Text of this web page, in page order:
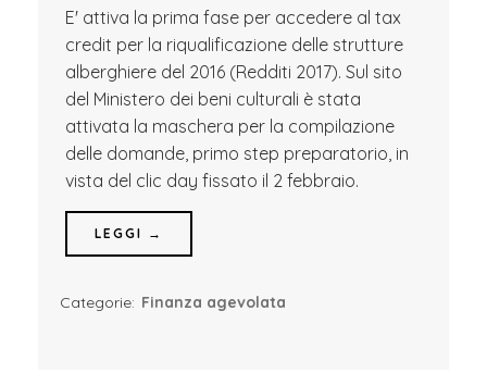
E' attiva la prima fase per accedere al tax
credit per la riqualificazione delle strutture
alberghiere del 2016 (Redditi 2017). Sul sito
del Ministero dei beni culturali è stata
attivata la maschera per la compilazione
delle domande, primo step preparatorio, in
vista del clic day fissato il 2 febbraio.
LEGGI →
Categorie: Finanza agevolata